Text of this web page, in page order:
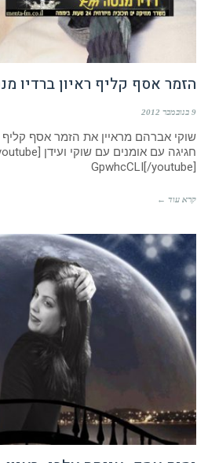
הזמר אסף קליף ראיון ברדיו
9 בנובמבר 2012
שוקי אברהם מראיין את הזמר אסף קליף
GpwhcCLI[/youtube]
קרא עוד ←